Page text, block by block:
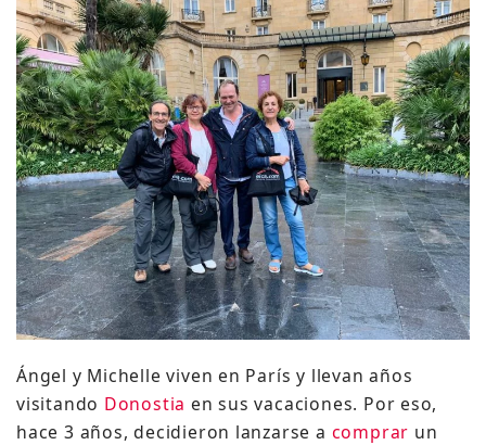
Ángel y Michelle viven en París y llevan años
visitando Donostia en sus vacaciones. Por eso,
hace 3 años, decidieron lanzarse a comprar un